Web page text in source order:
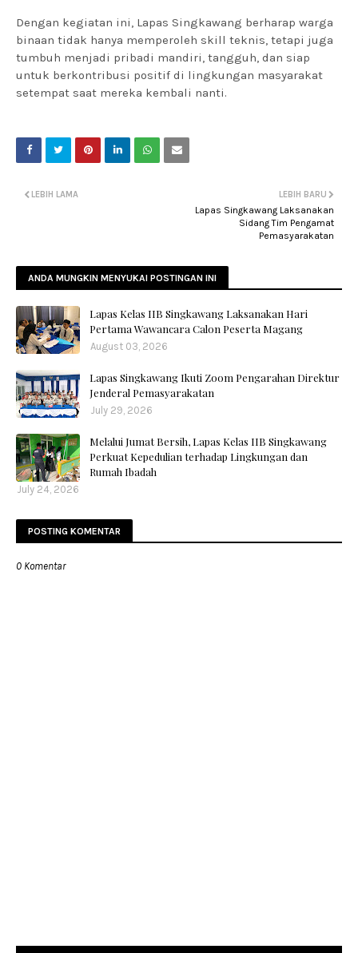
Dengan kegiatan ini, Lapas Singkawang berharap warga
binaan tidak hanya memperoleh skill teknis, tetapi juga
tumbuh menjadi pribadi mandiri, tangguh, dan siap
untuk berkontribusi positif di lingkungan masyarakat
setempat saat mereka kembali nanti.
LEBIH BARU
Lapas Singkawang Laksanakan
Sidang Tim Pengamat
Pemasyarakatan
LEBIH LAMA
ANDA MUNGKIN MENYUKAI POSTINGAN INI
Lapas Kelas IIB Singkawang Laksanakan Hari
Pertama Wawancara Calon Peserta Magang
August 03, 2026
Lapas Singkawang Ikuti Zoom Pengarahan Direktur
Jenderal Pemasyarakatan
July 29, 2026
Melalui Jumat Bersih, Lapas Kelas IIB Singkawang
Perkuat Kepedulian terhadap Lingkungan dan
Rumah Ibadah
July 24, 2026
POSTING KOMENTAR
0 Komentar